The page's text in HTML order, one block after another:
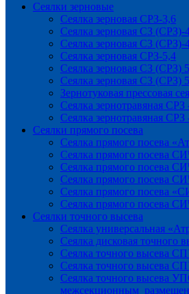
Сеялки зерновые
Сеялка зерновая СРЗ-3,6
Сеялка зерновая СЗ (СРЗ)-
Сеялка зерновая СЗ
Сеялка зерновая СРЗ-5,4
Сеялка зерновая СЗ (СРЗ)
Сеялка зерновая СЗ (СРЗ)
Зернотуковая прессовая
Сеялка зернотравяная СРЗ
Сеялка зернотравяная СРЗ
Сеялки прямого посева
Сеялка прямого посева
Сеялка прямого посева
Сеялка прямого посева
Сеялка прямого посева
Сеялка прямого посева
Сеялка прямого посева
Сеялки точного высева
Сеялка универсальная
Сеялка дисковая точного
Сеялка точного высева
Сеялка точного высева
Сеялка точного высева
межсекционным